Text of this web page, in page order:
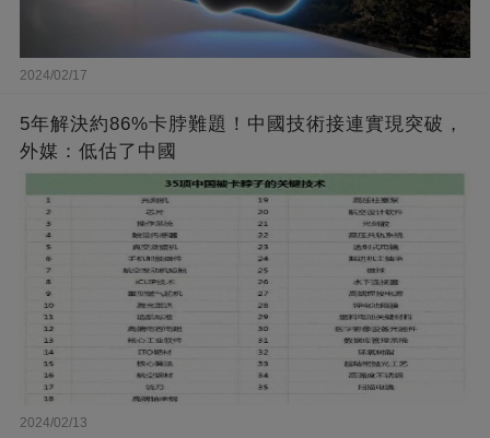
2024/02/17
5年解決約86%卡脖難題！中國技術接連實現突破，
外媒：低估了中國
2024/02/13